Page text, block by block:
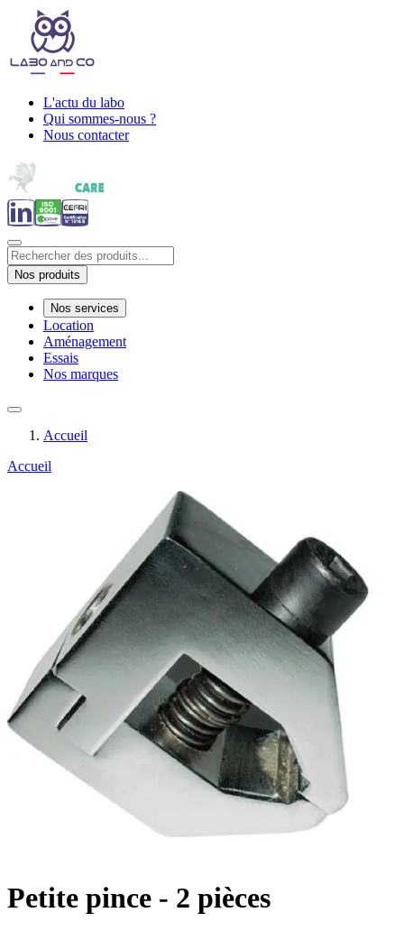
L'actu du labo
Qui sommes-nous ?
Nous contacter
Nos produits
Nos services
Location
Aménagement
Essais
Nos marques
Accueil
Accueil
Petite pince - 2 pièces